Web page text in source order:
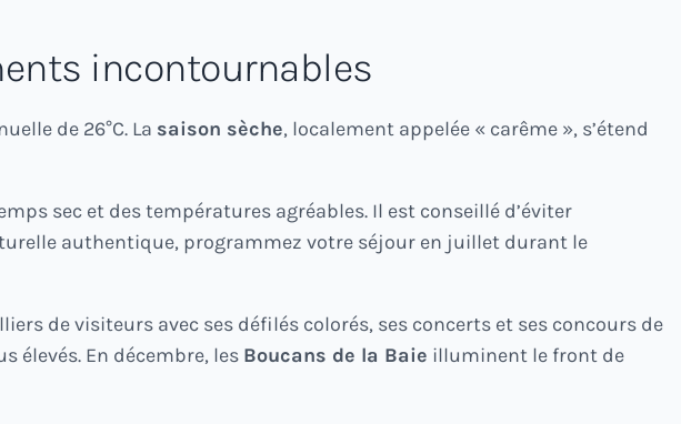
incontournables
de 26°C. La saison sèche, localement appelée « carême », s’étend
sec et des températures agréables. Il est conseillé d’éviter
authentique, programmez votre séjour en juillet durant le
de visiteurs avec ses défilés colorés, ses concerts et ses concours de
élevés. En décembre, les Boucans de la Baie illuminent le front de